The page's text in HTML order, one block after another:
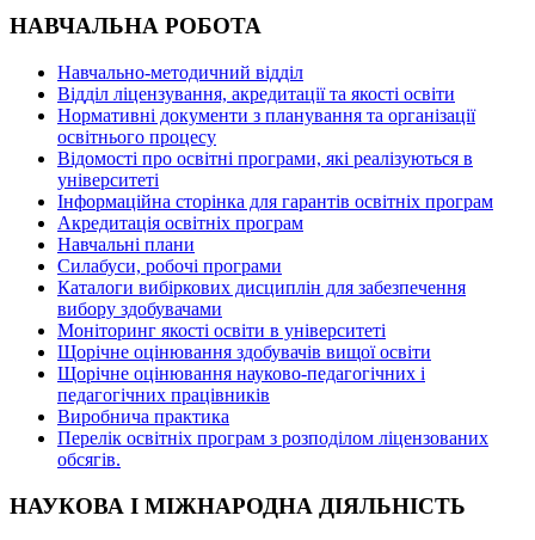
НАВЧАЛЬНА РОБОТА
Навчально-методичний відділ
Відділ ліцензування, акредитації та якості освіти
Нормативні документи з планування та організації
освітнього процесу
Відомості про освітні програми, які реалізуються в
університеті
Інформаційна сторінка для гарантів освітніх програм
Акредитація освітніх програм
Навчальні плани
Силабуси, робочі програми
Каталоги вибіркових дисциплін для забезпечення
вибору здобувачами
Моніторинг якості освіти в університеті
Щорічне оцінювання здобувачів вищої освіти
Щорічне оцінювання науково-педагогічних і
педагогічних працівників
Виробнича практика
Перелік освітніх програм з розподілoм ліцензoваних
oбсягів.
НАУКОВА І МІЖНАРОДНА ДІЯЛЬНІСТЬ